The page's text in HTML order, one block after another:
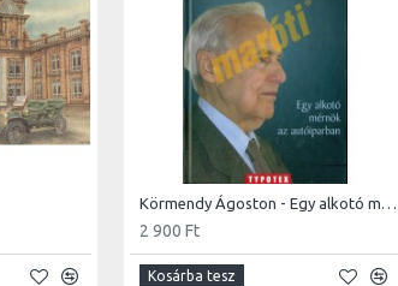
2 900 Ft
Kosárba tesz